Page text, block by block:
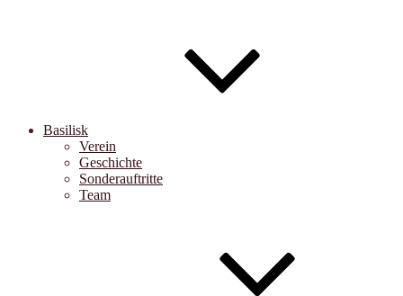
Basilisk
Verein
Geschichte
Sonderauftritte
Team